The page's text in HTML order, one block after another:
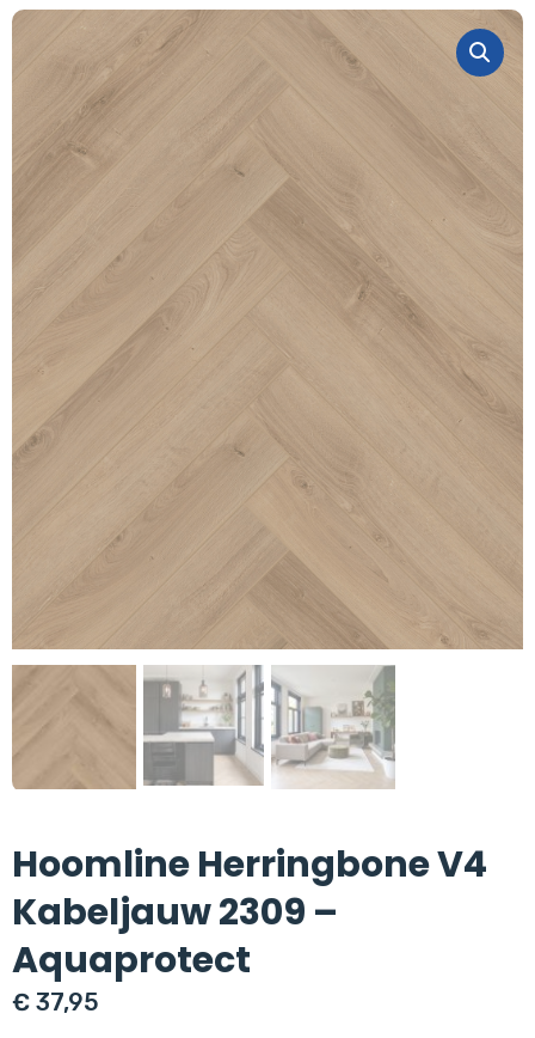
Hoomline Herringbone V4
Kabeljauw 2309 –
Aquaprotect
€ 37,95